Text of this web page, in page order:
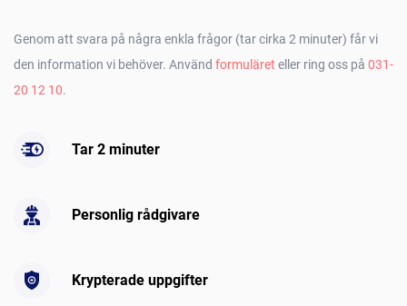
Genom att svara på några enkla frågor (tar cirka 2 minuter) får vi
den information vi behöver. Använd formuläret eller ring oss på 031-
20 12 10.
Tar 2 minuter
Personlig rådgivare
Krypterade uppgifter